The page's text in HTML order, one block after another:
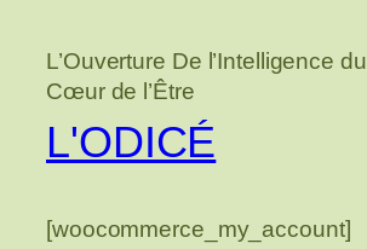
contenu
L’Ouverture De l’Intelligence du
Cœur de l’Être
L'ODICÉ
[woocommerce_my_account]